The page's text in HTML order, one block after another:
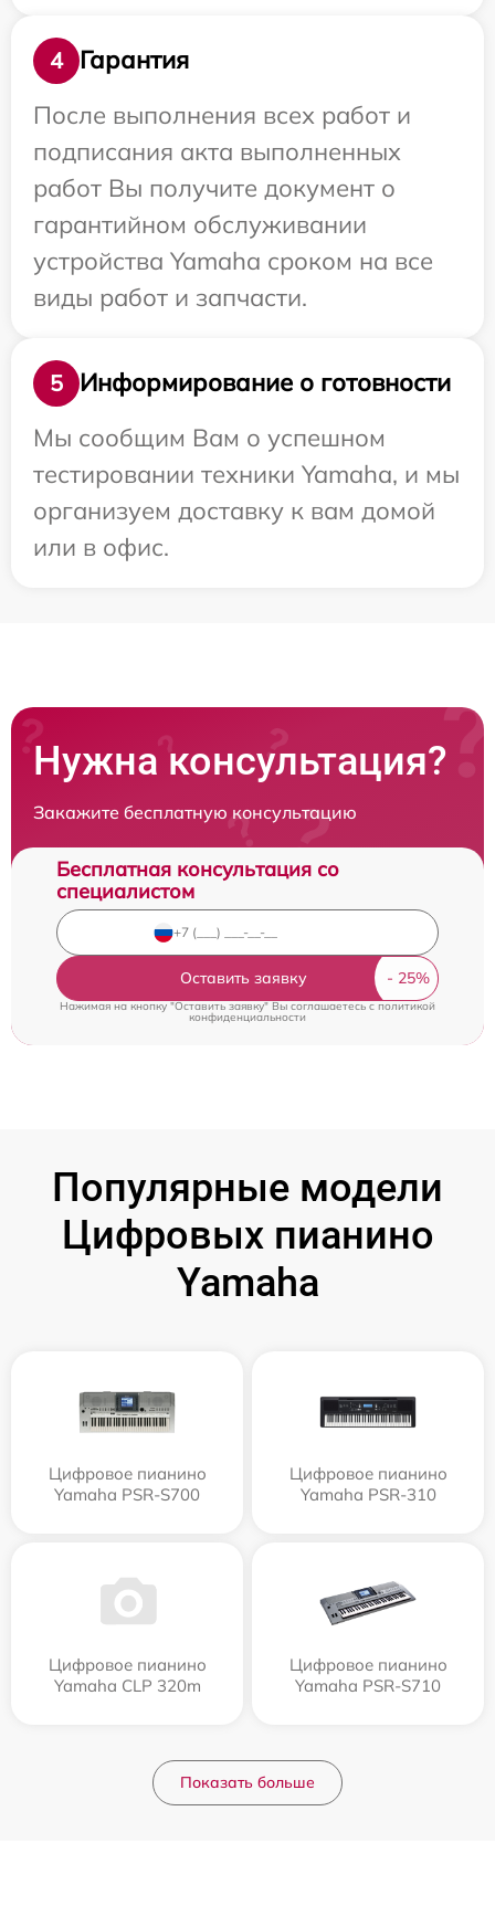
4
Гарантия
После выполнения всех работ и
подписания акта выполненных
работ Вы получите документ о
гарантийном обслуживании
устройства Yamaha сроком на все
виды работ и запчасти.
5
Информирование о готовности
Мы сообщим Вам о успешном
тестировании техники Yamaha, и мы
организуем доставку к вам домой
или в офис.
Нужна консультация?
Закажите бесплатную консультацию
Бесплатная консультация со
специалистом
Оставить заявку
Нажимая на кнопку "Оставить заявку" Вы соглашаетесь cполитикой
конфиденциальности
Популярные модели
Цифровых пианино
Yamaha
Цифровое пианино
Yamaha PSR-S700
Цифровое пианино
Yamaha PSR-310
Цифровое пианино
Yamaha CLP 320m
Цифровое пианино
Yamaha PSR-S710
Показать больше